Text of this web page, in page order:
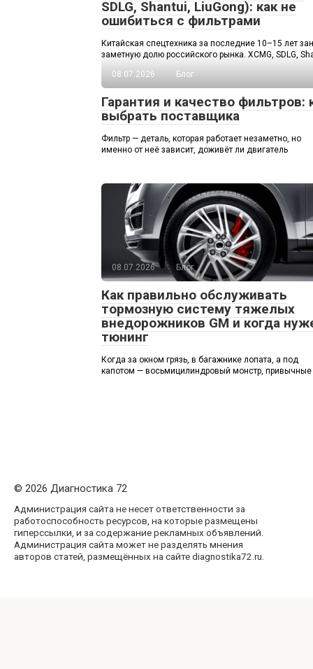
SDLG, Shantui, LiuGong): как не
ошибиться с фильтрами
Китайская спецтехника за последние 10–15 лет
заметную долю российского рынка. XCMG, SDLG,
08.07.2026
Блог
Гарантия и качество фильтров:
выбрать поставщика
Фильтр — деталь, которая работает незаметно, но
именно от неё зависит, доживёт ли двигатель
08.07.2026 Блог
Как правильно обслуживать
тормозную систему тяжелых
внедорожников GM и когда
тюнинг
Когда за окном грязь, в багажнике лопата, а под
капотом — восьмицилиндровый монстр, привычные
© 2026 Диагностика 72
Администрация сайта не несет ответственности за
работоспособность ресурсов, на которые размещены
гиперссылки, и за содержание рекламных объявлений.
Администрация сайта может не разделять мнения
авторов статей, размещённых на сайте diagnostika72.ru.